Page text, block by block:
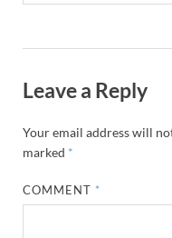
Leave a Reply
Your email address will
marked *
COMMENT *